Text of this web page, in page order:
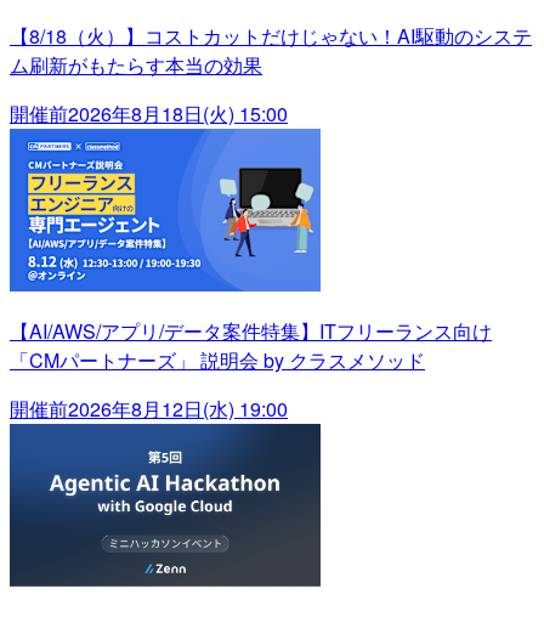
【8/18（火）】コストカットだけじゃない！AI駆動のシステ
ム刷新がもたらす本当の効果
開催前2026年8月18日(火) 15:00
【AI/AWS/アプリ/データ案件特集】ITフリーランス向け
「CMパートナーズ」 説明会 by クラスメソッド
開催前2026年8月12日(水) 19:00